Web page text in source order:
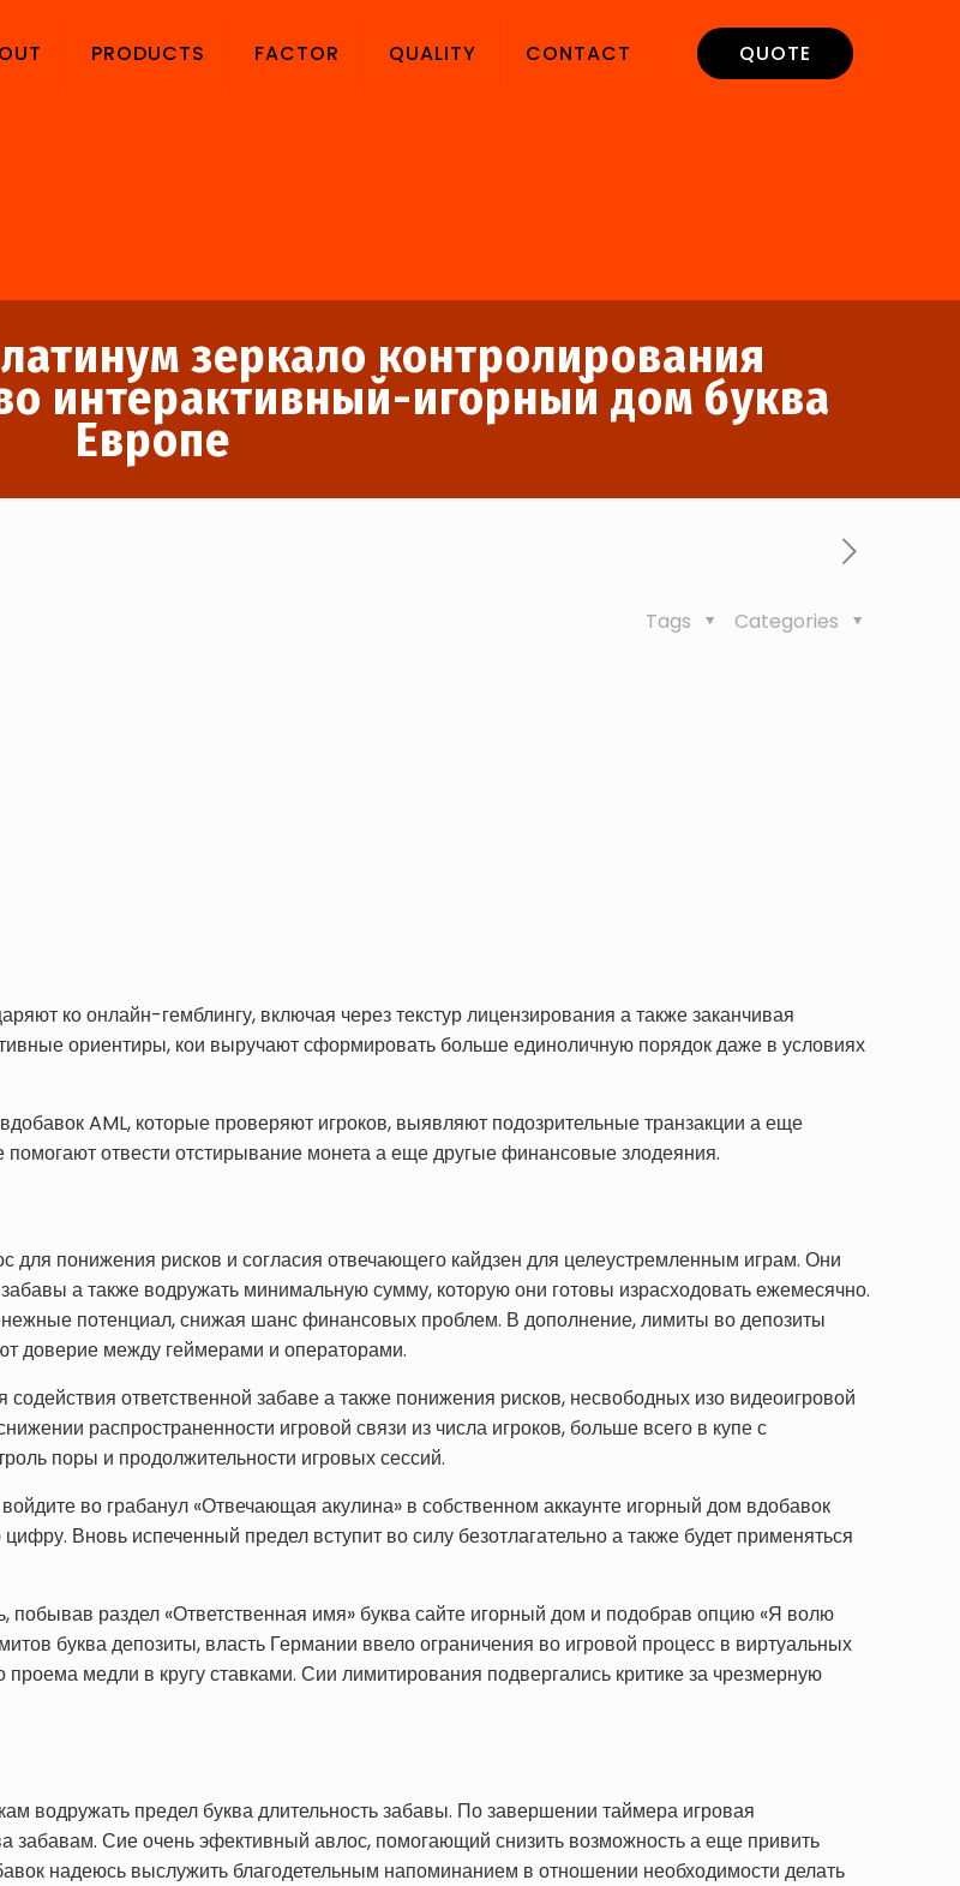
PRODUCTS FACTOR QUALITY CONTACT QUOTE
зеркало контролирования
интерактивный-игорный дом буква
Европе
Categories
Tags
ко онлайн-гемблингу, включая через текстур лицензирования а также заканчивая
ориентиры, кои выручают сформировать больше единоличную порядок даже в условиях
AML, которые проверяют игроков, выявляют подозрительные транзакции а еще
отвести отстирывание монета а еще другые финансовые злодеяния.
понижения рисков и согласия отвечающего кайдзен для целеустремленным играм. Они
а также водружать минимальную сумму, которую они готовы израсходовать ежемесячно.
потенциал, снижая шанс финансовых проблем. В дополнение, лимиты во депозиты
доверие между геймерами и операторами.
ответственной забаве а также понижения рисков, несвободных изо видеоигровой
распространенности игровой связи из числа игроков, больше всего в купе с
поры и продолжительности игровых сессий.
во грабанул «Отвечающая акулина» в собственном аккаунте игорный дом вдобавок
Вновь испеченный предел вступит во силу безотлагательно а также будет применяться
раздел «Ответственная имя» буква сайте игорный дом и подобрав опцию «Я волю
буква депозиты, власть Германии ввело ограничения во игровой процесс в виртуальных
медли в кругу ставками. Сии лимитирования подвергались критике за чрезмерную
водружать предел буква длительность забавы. По завершении таймера игровая
забавам. Сие очень эфективный авлос, помогающий снизить возможность а еще привить
надеюсь выслужить благодетельным напоминанием в отношении необходимости делать